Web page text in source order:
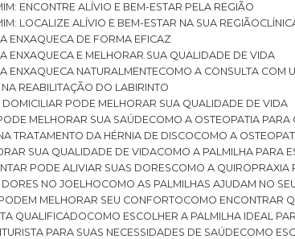
ENCONTRE ALÍVIO E BEM-ESTAR PELA REGIÃO
LOCALIZE ALÍVIO E BEM-ESTAR NA SUA REGIÃO
ENXAQUECA DE FORMA EFICAZ
ENXAQUECA E MELHORAR SUA QUALIDADE DE VIDA
ENXAQUECA NATURALMENTE
COMO A CONSULTA
REABILITAÇÃO DO LABIRINTO
DOMICILIAR PODE MELHORAR SUA QUALIDADE DE VIDA
MELHORAR SUA SAÚDE
COMO A OSTEOPATIA
TRATAMENTO DA HÉRNIA DE DISCO
COMO A
SUA QUALIDADE DE VIDA
COMO A PALMILHA PARA
PODE ALIVIAR SUAS DORES
COMO A
NO JOELHO
COMO AS PALMILHAS AJUDAM NO
MELHORAR SEU CONFORTO
COMO ENCONTRAR
QUALIFICADO
COMO ESCOLHER A PALMILHA IDEAL
PARA SUAS NECESSIDADES DE SAÚDE
COMO